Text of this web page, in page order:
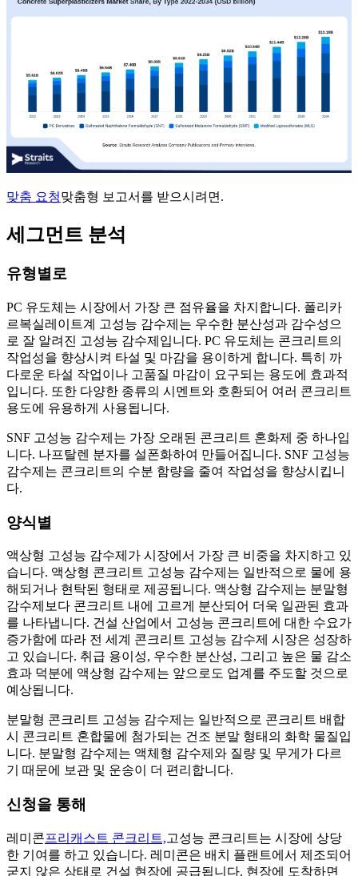
맞춤 요청맞춤형 보고서를 받으시려면.
세그먼트 분석
유형별로
PC 유도체는 시장에서 가장 큰 점유율을 차지합니다. 폴리카
르복실레이트계 고성능 감수제는 우수한 분산성과 감수성으
로 잘 알려진 고성능 감수제입니다. PC 유도체는 콘크리트의
작업성을 향상시켜 타설 및 마감을 용이하게 합니다. 특히 까
다로운 타설 작업이나 고품질 마감이 요구되는 용도에 효과적
입니다. 또한 다양한 종류의 시멘트와 호환되어 여러 콘크리트
용도에 유용하게 사용됩니다.
SNF 고성능 감수제는 가장 오래된 콘크리트 혼화제 중 하나입
니다. 나프탈렌 분자를 설폰화하여 만들어집니다. SNF 고성능
감수제는 콘크리트의 수분 함량을 줄여 작업성을 향상시킵니
다.
양식별
액상형 고성능 감수제가 시장에서 가장 큰 비중을 차지하고 있
습니다. 액상형 콘크리트 고성능 감수제는 일반적으로 물에 용
해되거나 현탁된 형태로 제공됩니다. 액상형 감수제는 분말형
감수제보다 콘크리트 내에 고르게 분산되어 더욱 일관된 효과
를 나타냅니다. 건설 산업에서 고성능 콘크리트에 대한 수요가
증가함에 따라 전 세계 콘크리트 고성능 감수제 시장은 성장하
고 있습니다. 취급 용이성, 우수한 분산성, 그리고 높은 물 감소
효과 덕분에 액상형 감수제는 앞으로도 업계를 주도할 것으로
예상됩니다.
분말형 콘크리트 고성능 감수제는 일반적으로 콘크리트 배합
시 콘크리트 혼합물에 첨가되는 건조 분말 형태의 화학 물질입
니다. 분말형 감수제는 액체형 감수제와 질량 및 무게가 다르
기 때문에 보관 및 운송이 더 편리합니다.
신청을 통해
레미콘프리캐스트 콘크리트,고성능 콘크리트는 시장에 상당
한 기여를 하고 있습니다. 레미콘은 배치 플랜트에서 제조되어
굳지 않은 상태로 건설 현장에 공급됩니다. 현장에 도착하면